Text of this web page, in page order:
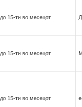
до 15-ти во месецот
до 15-ти во месецот
до 15-ти во месецот